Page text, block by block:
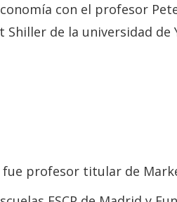
con el profesor
de la universidad de
profesor titular de